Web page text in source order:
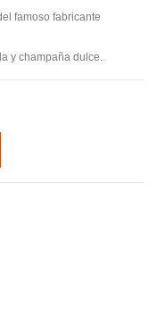
famoso fabricante
y champaña dulce.